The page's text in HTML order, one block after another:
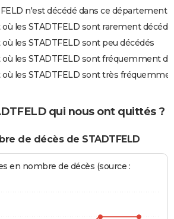
n'est décédé dans ce département
les STADTFELD sont rarement
les STADTFELD sont peu décédés
les STADTFELD sont fréquemment
les STADTFELD sont très
qui nous ont quittés ?
de décès de STADTFELD
en nombre de décès (source :